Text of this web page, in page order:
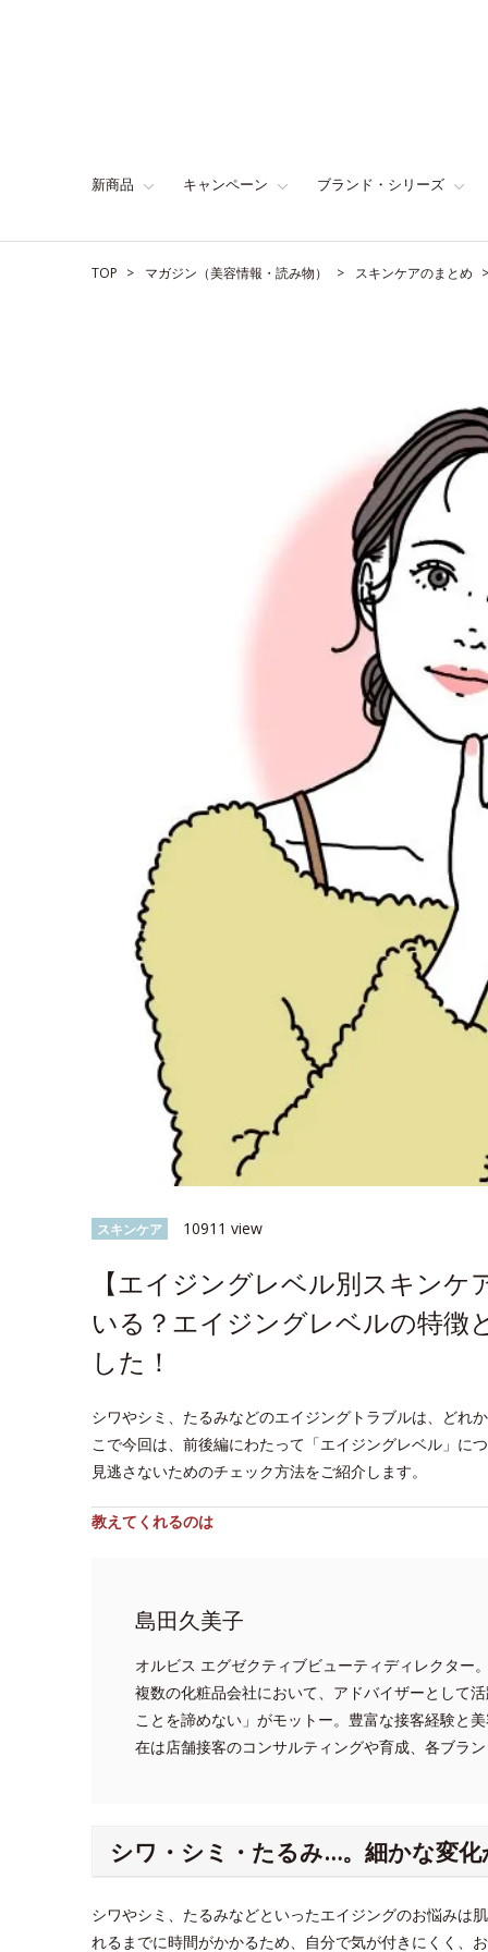
新商品 キャンペーン ブランド・シリーズ
TOP マガジン（美容情報・読み物） スキンケアのまとめ
スキンケア 10911 view
【エイジングレベル別スキン
いる？エイジングレベルの特徴
した！
シワやシミ、たるみなどのエイジングトラブルは、どれ
こで今回は、前後編にわたって「エイジングレベル」に
見逃さないためのチェック方法をご紹介します。
教えてくれるのは
島田久美子
オルビス エグゼクティブビューティディレクター
複数の化粧品会社において、アドバイザーとして
ことを諦めない」がモットー。豊富な接客経験と
在は店舗接客のコンサルティングや育成、各ブラ
シワ・シミ・たるみ…。細かな変
シワやシミ、たるみなどといったエイジングのお悩みは
れるまでに時間がかかるため、自分で気が付きにくく、